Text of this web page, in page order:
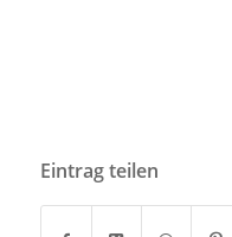
Eintrag teilen